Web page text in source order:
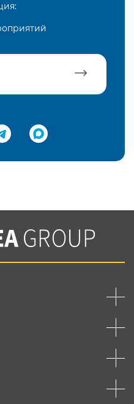
политикой